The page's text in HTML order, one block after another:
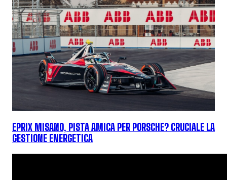
EPRIX MISANO, PISTA AMICA PER PORSCHE? CRUCIALE LA
GESTIONE ENERGETICA